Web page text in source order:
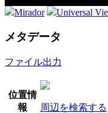
Mirador Universal
メタデータ
ファイル出力
位置情
報
周辺を検索する